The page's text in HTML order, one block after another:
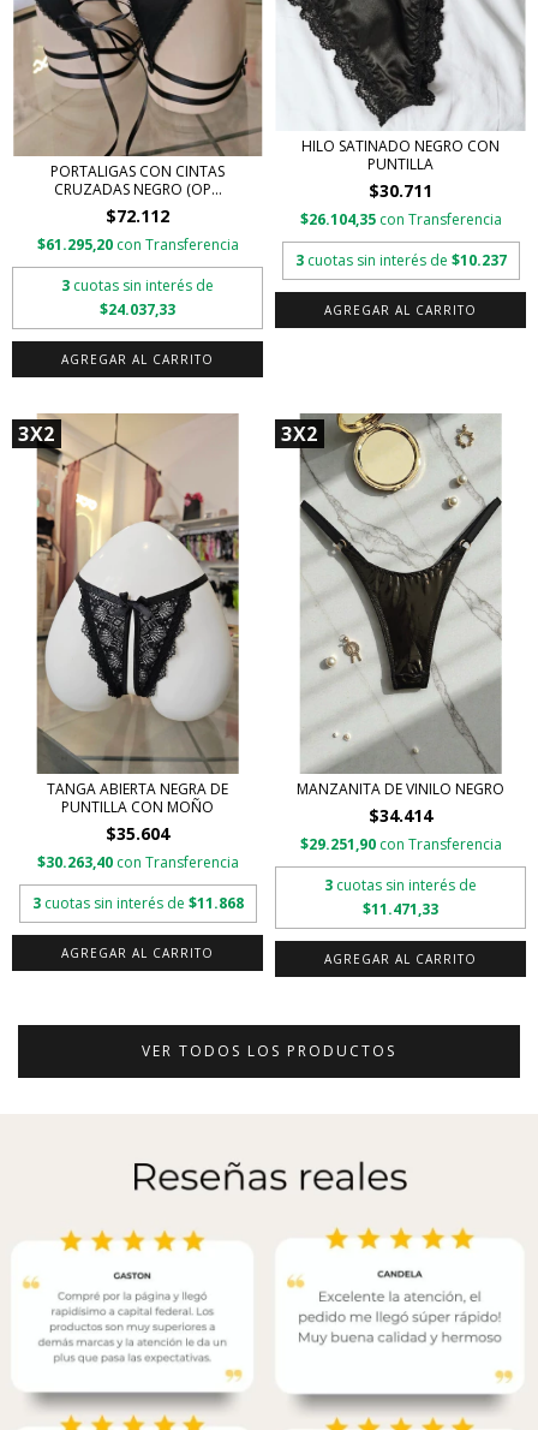
PORTALIGAS CON CINTAS
CRUZADAS NEGRO (OP...
$72.112
$61.295,20 con Transferencia
3 cuotas sin interés de
$24.037,33
AGREGAR AL CARRITO
HILO SATINADO NEGRO CON
PUNTILLA
$30.711
$26.104,35 con Transferencia
3 cuotas sin interés de $10.237
3X2
TANGA ABIERTA NEGRA DE
PUNTILLA CON MOÑO
$35.604
$30.263,40 con Transferencia
3 cuotas sin interés de $11.868
3X2
MANZANITA DE VINILO NEGRO
$34.414
$29.251,90 con Transferencia
3 cuotas sin interés de
$11.471,33
VER TODOS LOS PRODUCTOS